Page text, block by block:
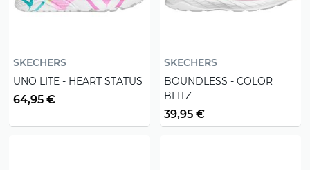
SKECHERS
UNO LITE - HEART STATUS
64,95 €
SKECHERS
BOUNDLESS - COLOR
BLITZ
39,95 €